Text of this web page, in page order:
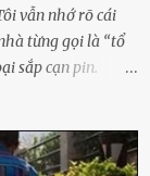
vẫn nhớ rõ cái
từng gọi là “tổ
sắp cạn pin.
bất tài chỉ biết
trước mặt tôi.